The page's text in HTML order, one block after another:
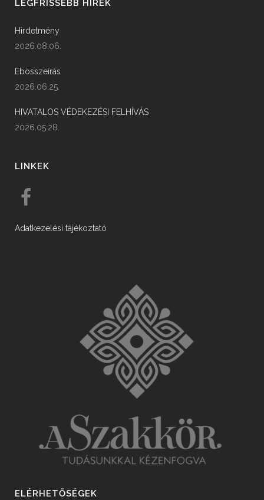
LEGFRISSEBB HÍREK
Hirdetmény
2026.08.06.
Ebösszeírás
2026.06.25.
HIVATALOS VÉDEKEZÉSI FELHÍVÁS
2026.05.28.
LINKEK
Adatkezelési tájékoztató
ELÉRHETŐSÉGEK